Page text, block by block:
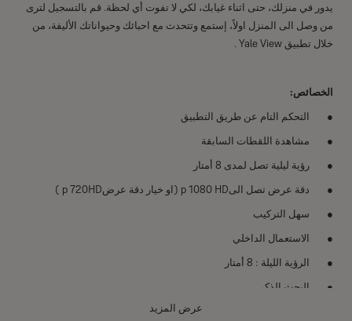
يدور في منزلك، حتى اثناء غيابك، لكي لا تفوت أي لحظة. قم بالتسجيل لترى
من وصل الى المنزل اولاً، إستمع وتتحدث مع احبائك وحيواناتك الأليفة، من
خلال تطبيق Yale View .
الخصائص:
التحكم التام عن طريق التطبيق
مشاهدة اللقطات السابقة
رؤية ليلية تصل لمدى 8 أمتار
دقة عرض تصل الىp 1080 HD (او خيار دقة عرضp 720HD )
سهل التركيب
الاستعمال الداخلي
الرؤية الليلة : 8 أمتار
البحث الذكي
عرض المزيد